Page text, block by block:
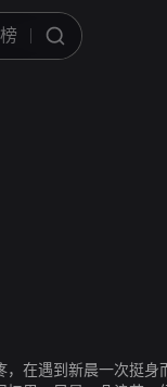
在遇到新晨一次挺